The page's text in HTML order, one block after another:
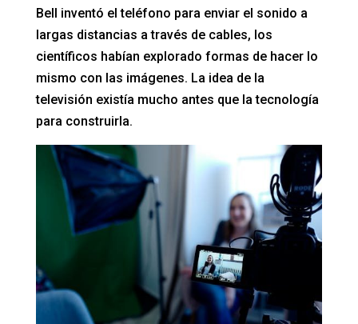
Bell inventó el teléfono para enviar el sonido a
largas distancias a través de cables, los
científicos habían explorado formas de hacer lo
mismo con las imágenes. La idea de la
televisión existía mucho antes que la tecnología
para construirla.